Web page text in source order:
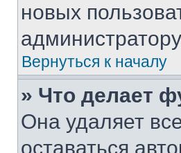
новых
Вернуться к началу
» Что делает
Она удаляет
оставаться